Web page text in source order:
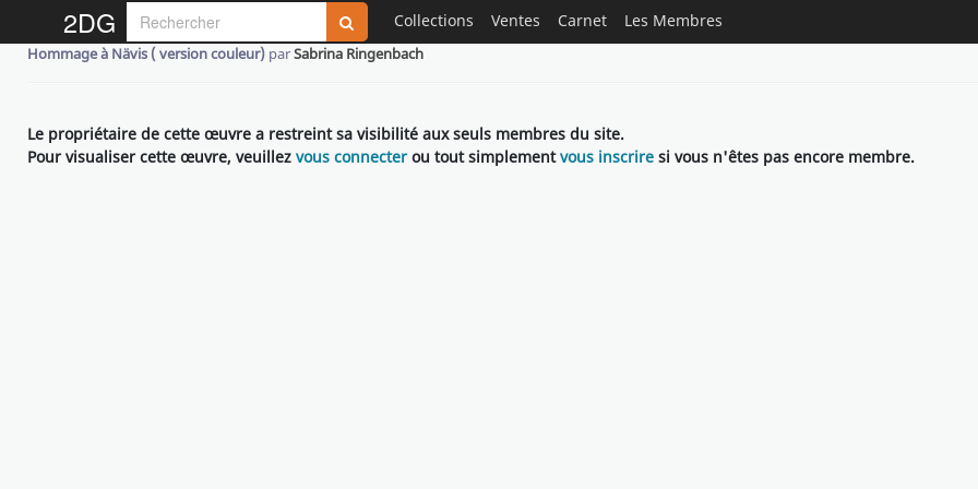
2DG Collections Ventes Carnet Les Membres
Hommage à Nävis ( version couleur) parSabrina Ringenbach
Le propriétaire de cette œuvre a restreint sa visibilité aux seuls membres du site.
Pour visualiser cette œuvre, veuillez vous connecter ou tout simplementvous inscrire si vous n'êtes pas encore membre.